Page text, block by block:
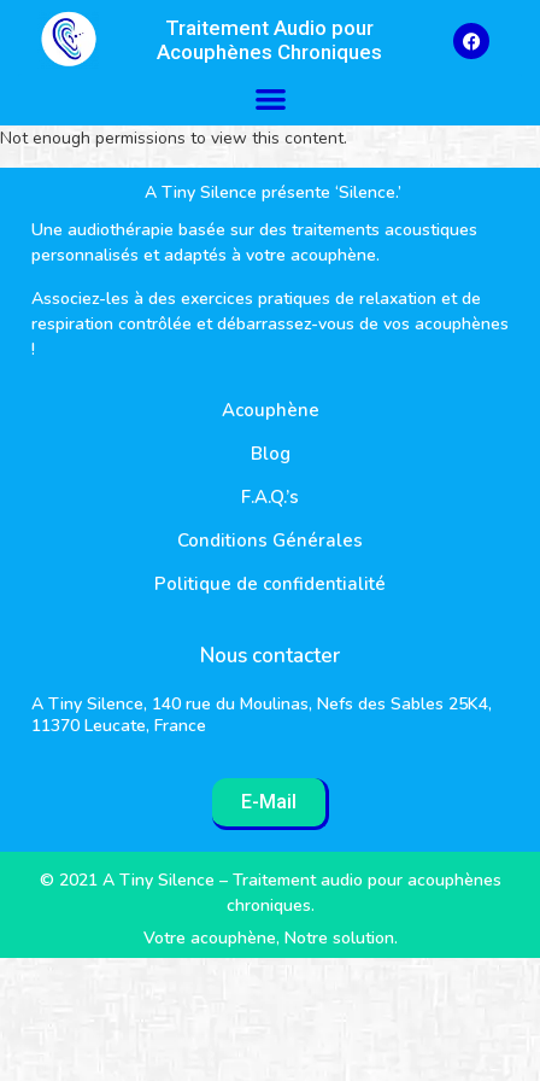
Traitement Audio pour
Acouphènes Chroniques
Not enough permissions to view this content.
A Tiny Silence présente ‘Silence.’
Une audiothérapie basée sur des traitements acoustiques
personnalisés et adaptés à votre acouphène.
Associez-les à des exercices pratiques de relaxation et de
respiration contrôlée et débarrassez-vous de vos acouphènes
!
Acouphène
Blog
F.A.Q.’s
Conditions Générales
Politique de confidentialité
Nous contacter
A Tiny Silence, 140 rue du Moulinas, Nefs des Sables 25K4,
11370 Leucate, France
E-Mail
© 2021 A Tiny Silence – Traitement audio pour acouphènes
chroniques.
Votre acouphène, Notre solution.